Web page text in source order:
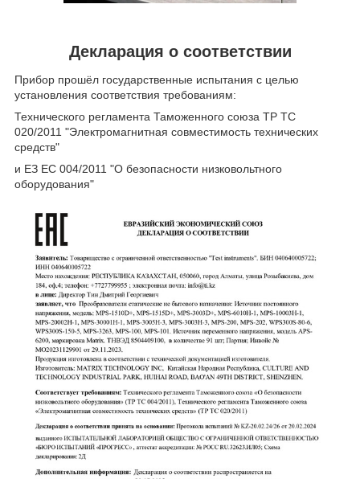
Декларация о соответствии
Прибор прошёл государственные испытания с целью
установления соответствия требованиям:
Технического регламента Таможенного союза ТР ТС
020/2011 "Электромагнитная совместимость технических
средств"
и ЕЗ ЕС 004/2011 "О безопасности низковольтного
оборудования"